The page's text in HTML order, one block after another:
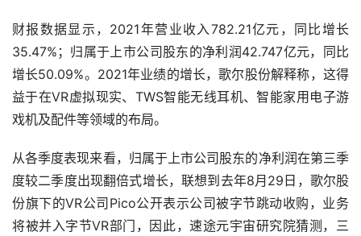
财报数据显示，2021年营业收入782.21亿元，同比增长
35.47%；归属于上市公司股东的净利润42.747亿元，同比
增长50.09%。2021年业绩的增长，歌尔股份解释称，这得
益于在VR虚拟现实、TWS智能无线耳机、智能家用电子游
戏机及配件等领域的布局。
从各季度表现来看，归属于上市公司股东的净利润在第三季
度较二季度出现翻倍式增长，联想到去年8月29日，歌尔股
份旗下的VR公司Pico公开表示公司被字节跳动收购，业务
将被并入字节VR部门，因此，速途元宇宙研究院猜测，三